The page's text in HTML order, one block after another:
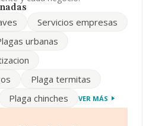
yCentro de Referencia
debajo sonNova Clinica
bajando 14.488
empresas la superan en
Pueyo S.L; la empresa se
yReparaciones Tecnicas
de 194 puestos en el
Servicios empresas
urbanas
Plaga termitas
Plaga chinches VER MÁS